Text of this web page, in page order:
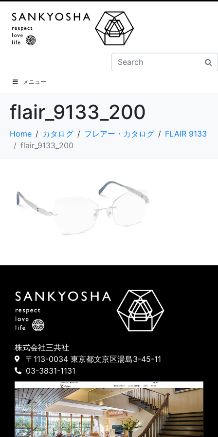
メニュー
flair_9133_200
Home カタログ フレアー・カタログ
FLAIR 9133
flair_9133_200
株式会社三共社
〒113-0034 東京都文京区湯島3-45-11
03-3831-1131